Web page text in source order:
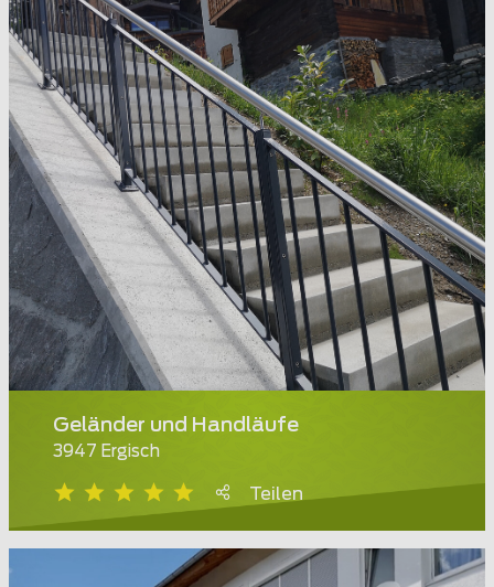
Geländer und Handläufe
3947 Ergisch
Teilen